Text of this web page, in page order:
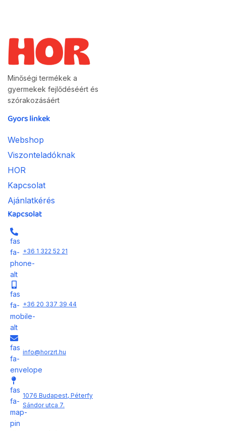
Minőségi termékek a
gyermekek fejlődéséért és
szórakozásáért
Gyors linkek
Webshop
Viszonteladóknak
HOR
Kapcsolat
Ajánlatkérés
Kapcsolat
fas
fa-
phone-
alt
+36 1 322 52 21
fas
fa-
mobile-
alt
+36 20 337 39 44
fas
fa-
envelope
info@horzrt.hu
fas
fa-
map-
pin
1076 Budapest, Péterfy
Sándor utca 7.